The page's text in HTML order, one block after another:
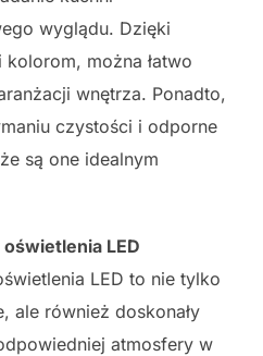
wyglądu. Dzięki
można łatwo
wnętrza. Ponadto,
czystości i odporne
są one idealnym
LED
LED to nie tylko
ale również doskonały
atmosfery w